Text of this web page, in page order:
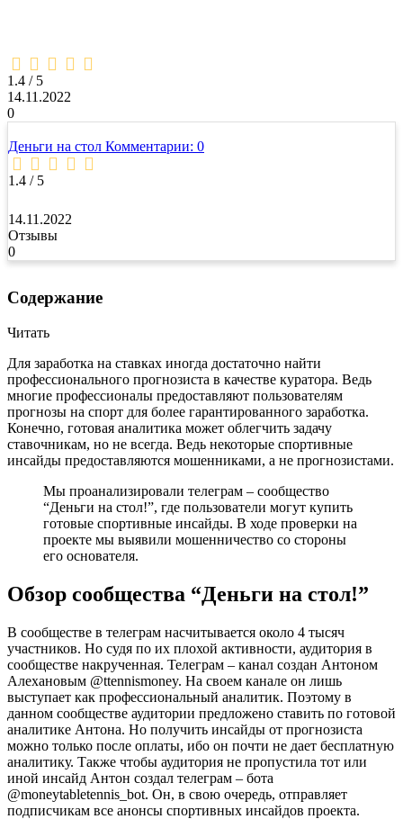
1,4
rating
1.4 / 5
14.11.2022
0
Деньги на стол Комментарии: 0
1.4 / 5
14.11.2022
Отзывы
0
Содержание
Читать
Для заработка на ставках иногда достаточно найти
профессионального прогнозиста в качестве куратора. Ведь
многие профессионалы предоставляют пользователям
прогнозы на спорт для более гарантированного заработка.
Конечно, готовая аналитика может облегчить задачу
ставочникам, но не всегда. Ведь некоторые спортивные
инсайды предоставляются мошенниками, а не прогнозистами.
Мы проанализировали телеграм – сообщество
“Деньги на стол!”, где пользователи могут купить
готовые спортивные инсайды. В ходе проверки на
проекте мы выявили мошенничество со стороны
его основателя.
Обзор сообщества “Деньги на стол!”
В сообществе в телеграм насчитывается около 4 тысяч
участников. Но судя по их плохой активности, аудитория в
сообществе накрученная. Телеграм – канал создан Антоном
Алехановым @ttennismoney. На своем канале он лишь
выступает как профессиональный аналитик. Поэтому в
данном сообществе аудитории предложено ставить по готовой
аналитике Антона. Но получить инсайды от прогнозиста
можно только после оплаты, ибо он почти не дает бесплатную
аналитику. Также чтобы аудитория не пропустила тот или
иной инсайд Антон создал телеграм – бота
@moneytabletennis_bot. Он, в свою очередь, отправляет
подписчикам все анонсы спортивных инсайдов проекта.